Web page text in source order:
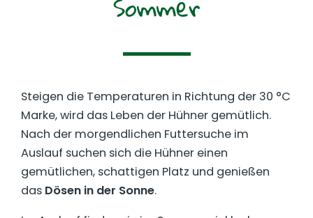
Steigen die Temperaturen in Richtung der 30 °C
Marke, wird das Leben der Hühner gemütlich.
Nach der morgendlichen Futtersuche im
Auslauf suchen sich die Hühner einen
gemütlichen, schattigen Platz und genießen
das Dösen in der Sonne.